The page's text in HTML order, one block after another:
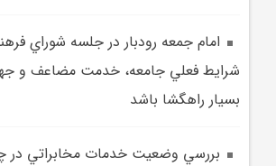
امام جمعه رودبار در جلسه شوراي
شرايط فعلي جامعه، خدمت مضاعف و
بسيار راهگشا باشد
بررسي وضعيت خدمات مخابراتي در